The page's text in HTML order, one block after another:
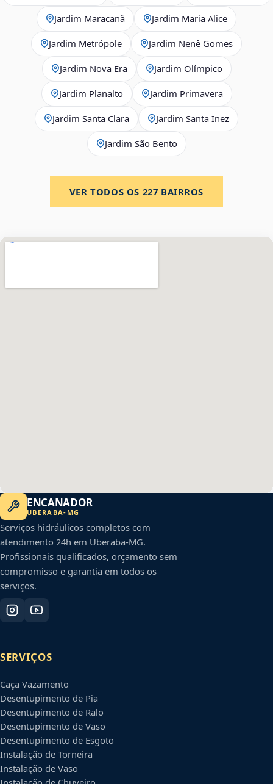
Jardim Maracanã Jardim Maria Alice
Jardim Metrópole Jardim Nenê Gomes
Jardim Nova Era Jardim Olímpico
Jardim Planalto Jardim Primavera
Jardim Santa Clara Jardim Santa Inez
Jardim São Bento
VER TODOS OS 227 BAIRROS
ENCANADOR
UBERABA- MG
Serviços hidráulicos completos com
atendimento 24h em Uberaba-MG.
Profissionais qualificados, orçamento sem
compromisso e garantia em todos os
serviços.
SERVIÇOS
Caça Vazamento
Desentupimento de Pia
Desentupimento de Ralo
Desentupimento de Vaso
Desentupimento de Esgoto
Instalação de Torneira
Instalação de Vaso